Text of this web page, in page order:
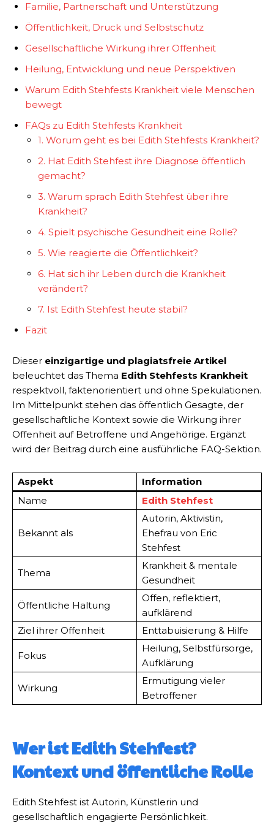
Familie, Partnerschaft und Unterstützung
Öffentlichkeit, Druck und Selbstschutz
Gesellschaftliche Wirkung ihrer Offenheit
Heilung, Entwicklung und neue Perspektiven
Warum Edith Stehfests Krankheit viele Menschen
bewegt
FAQs zu Edith Stehfests Krankheit
1. Worum geht es bei Edith Stehfests Krankheit?
2. Hat Edith Stehfest ihre Diagnose öffentlich
gemacht?
3. Warum sprach Edith Stehfest über ihre
Krankheit?
4. Spielt psychische Gesundheit eine Rolle?
5. Wie reagierte die Öffentlichkeit?
6. Hat sich ihr Leben durch die Krankheit
verändert?
7. Ist Edith Stehfest heute stabil?
Fazit
Dieser einzigartige und plagiatsfreie Artikel
beleuchtet das Thema Edith Stehfests Krankheit
respektvoll, faktenorientiert und ohne Spekulationen.
Im Mittelpunkt stehen das öffentlich Gesagte, der
gesellschaftliche Kontext sowie die Wirkung ihrer
Offenheit auf Betroffene und Angehörige. Ergänzt
wird der Beitrag durch eine ausführliche FAQ-Sektion.
Aspekt
Information
Name
Edith Stehfest
Bekannt als
Autorin, Aktivistin,
Ehefrau von Eric
Stehfest
Thema
Krankheit & mentale
Gesundheit
Öffentliche Haltung
Offen, reflektiert,
aufklärend
Ziel ihrer Offenheit
Enttabuisierung & Hilfe
Fokus
Heilung, Selbstfürsorge,
Aufklärung
Wirkung
Ermutigung vieler
Betroffener
Wer ist Edith Stehfest?
Kontext und öffentliche Rolle
Edith Stehfest ist Autorin, Künstlerin und
gesellschaftlich engagierte Persönlichkeit.